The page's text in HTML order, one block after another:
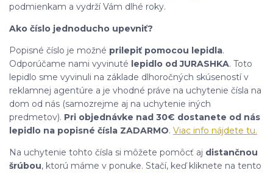
podmienkam a vydrží Vám dlhé roky.
Ako číslo jednoducho upevniť?
Popisné číslo je možné prilepiť pomocou lepidla.
Odporúčame nami vyvinuté lepidlo od JURASHKA. Toto
lepidlo sme vyvinuli na základe dlhoročných skúseností v
reklamnej agentúre a je vhodné práve na uchytenie čísla na
dom od nás (samozrejme aj na uchytenie iných
predmetov). Pri objednávke nad 30€ dostanete od nás
lepidlo na popisné čísla ZADARMO. Viac info nájdete tu.
Na uchytenie tohto čísla si môžete pomôcť aj distančnou
šrúbou, ktorú máme v ponuke. Stačí, keď kliknete na tento